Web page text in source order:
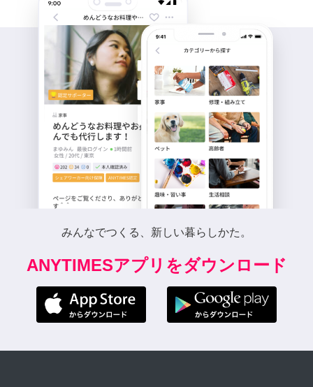
みんなでつくる、新しい暮らしかた。
ANYTIMESアプリをダウンロード